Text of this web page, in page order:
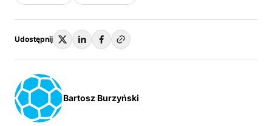
Udostępnij
Bartosz Burzyński